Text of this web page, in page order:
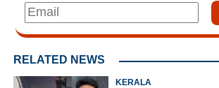
RELATED NEWS
KERALA